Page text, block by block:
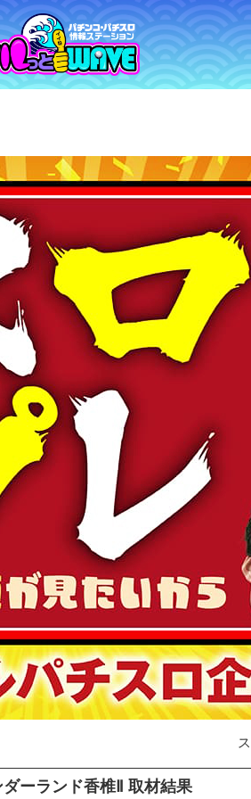
ダーランド香椎Ⅱ 取材結果